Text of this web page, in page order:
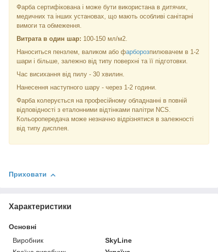
Фарба сертифікована і може бути використана в дитячих,
медичних та інших установах, що мають особливі санітарні
вимоги та обмеження.
Витрата в один шар: 100-150 мл/м2.
Наноситься пензлем, валиком або фарборозпилювачем в 1-2
шари і більше, залежно від типу поверхні та її підготовки.
Час висихання від пилу - 30 хвилин.
Нанесення наступного шару - через 1-2 години.
Фарба колерується на професійному обладнанні в повній
відповідності з еталонними відтінками палітри NCS.
Кольоропередача може незначно відрізнятися в залежності
від типу дисплея.
Приховати
Характеристики
Основні
Виробник
SkyLine